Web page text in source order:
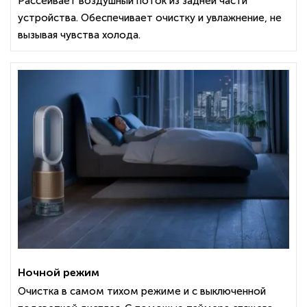
устройства. Обеспечивает очистку и увлажнение, не
вызывая чувства холода.
Ночной режим
Очистка в самом тихом режиме и с выключенной